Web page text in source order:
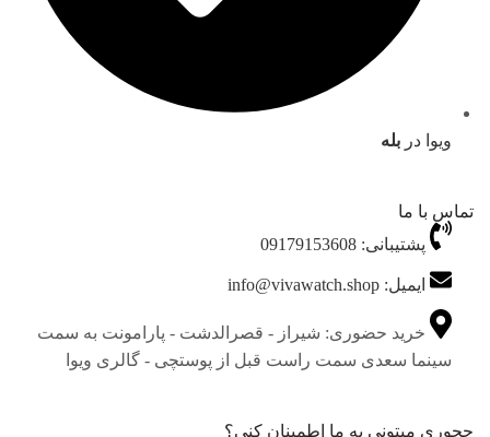
ویوا در بله
تماس با ما
پشتیبانی: 09179153608
ایمیل: info@vivawatch.shop
خرید حضوری: شیراز - قصرالدشت - پارامونت به سمت
سینما سعدی سمت راست قبل از پوستچی - گالری ویوا
چجوری میتونی به ما اطمینان کنی؟